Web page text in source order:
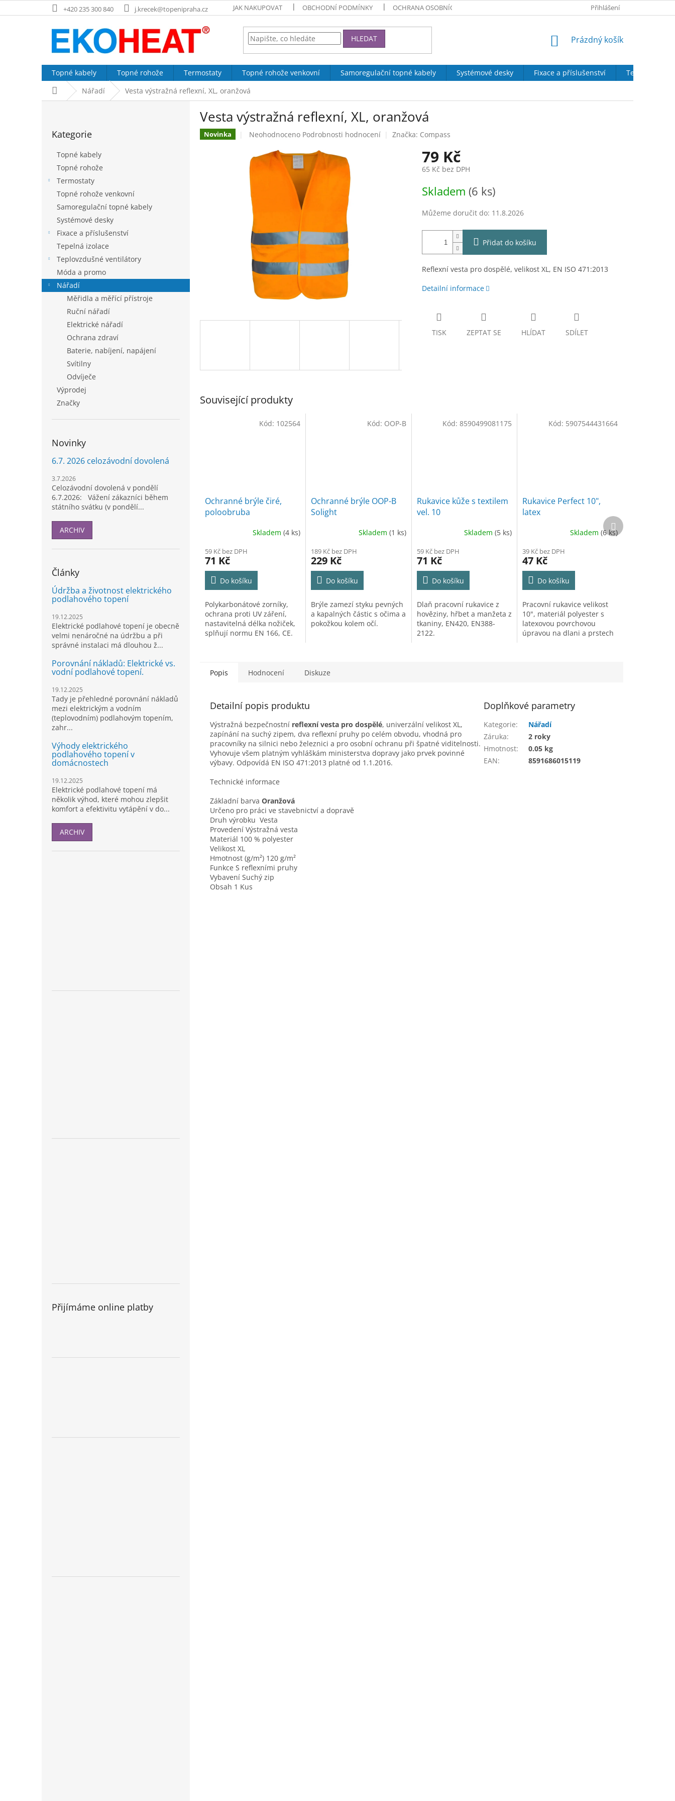
na
+420 235 300 840 j.krecek@topenipraha.cz JAK NAKUPOVAT OBCHODNÍ PODMÍNKY OCHRANA OSOBNÍCH ÚDAJŮ DOPRAVA A PLATBA
Přihlášení
HLEDAT
NÁKUPNÍ
Prázdný košík
Topné kabely Topné rohože Termostaty Topné rohože venkovní Samoregulační topné kabely Systémové desky Fixace a příslušenství
Tepelná
Domů Nářadí Vesta výstražná reflexní, XL, oranžová
kategorie
Kategorie
Topné kabely
Topné rohože
Termostaty
Topné rohože venkovní
Samoregulační topné kabely
Systémové desky
Fixace a příslušenství
Tepelná izolace
Teplovzdušné ventilátory
Móda a promo
Nářadí
Měřidla a měřící přístroje
Ruční nářadí
Elektrické nářadí
Ochrana zdraví
Baterie, nabíjení, napájení
Svítilny
Odvíječe
Výprodej
Značky
Novinky
6.7. 2026 celozávodní dovolená
3.7.2026
Celozávodní dovolená v pondělí
6.7.2026: Vážení zákazníci během
státního svátku (v pondělí...
ARCHIV
Články
Údržba a životnost elektrického
podlahového topení
19.12.2025
Elektrické podlahové topení je obecně
velmi nenáročné na údržbu a při
správné instalaci má dlouhou ž...
Porovnání nákladů: Elektrické vs.
vodní podlahové topení.
19.12.2025
Tady je přehledné porovnání nákladů
mezi elektrickým a vodním
(teplovodním) podlahovým topením,
zahr...
Výhody elektrického
podlahového topení v
domácnostech
19.12.2025
Elektrické podlahové topení má
několik výhod, které mohou zlepšit
komfort a efektivitu vytápění v do...
ARCHIV
Přijímáme online platby
Vesta výstražná reflexní, XL, oranžová
Novinka
Průměrné
produktu
je
0,0
z
5
hvězdiček.
Neohodnoceno Podrobnosti hodnocení Značka: Compass
79 Kč
65 Kč bez DPH
cena:
Skladem (6 ks)
Můžeme doručit do: 11.8.2026
Přidat do košíku
Reflexní vesta pro dospělé, velikost XL, EN ISO 471:2013
Detailní informace
TISK ZEPTAT SE HLÍDAT SDÍLET
Související produkty
Ochranné brýle čiré,
poloobruba
Skladem (4 ks)
59 Kč bez DPH
71 Kč
Do košíku
Polykarbonátové zorníky,
ochrana proti UV záření,
nastavitelná délka nožiček,
splňují normu EN 166, CE.
Kód: 102564
Ochranné brýle OOP-B
Solight
Skladem (1 ks)
189 Kč bez DPH
229 Kč
Do košíku
Brýle zamezí styku pevných
a kapalných částic s očima a
pokožkou kolem očí.
Kód: OOP-B
Rukavice kůže s textilem
vel. 10
Skladem(5 ks)
59 Kč bez DPH
71 Kč
Do košíku
Dlaň pracovní rukavice z
hověziny, hřbet a manžeta z
tkaniny, EN420, EN388-
2122.
Kód:8590499081175
Rukavice Perfect 10",
latex
Skladem (6 ks)
39 Kč bez DPH
47 Kč
Do košíku
Pracovní rukavice velikost
10", materiál polyester s
latexovou povrchovou
úpravou na dlani a prstech
Kód: 5907544431664
Další
produkt
Popis Hodnocení Diskuze
Detailní popis produktu
Výstražná bezpečnostní reflexní vesta pro dospělé, univerzální velikost XL,
zapínání na suchý zipem, dva reflexní pruhy po celém obvodu, vhodná pro
pracovníky na silnici nebo železnici a pro osobní ochranu při špatné viditelnosti.
Vyhovuje všem platným vyhláškám ministerstva dopravy jako prvek povinné
výbavy. Odpovídá EN ISO 471:2013 platné od 1.1.2016.
Technické informace
Základní barva Oranžová
Určeno pro práci ve stavebnictví a dopravě
Druh výrobku Vesta
Provedení Výstražná vesta
Materiál 100 % polyester
Velikost XL
Hmotnost (g/m²) 120 g/m²
Funkce S reflexními pruhy
Vybavení Suchý zip
Obsah 1 Kus
Doplňkové parametry
Kategorie:
Nářadí
Záruka:
2 roky
Hmotnost:
0.05 kg
EAN: 8591686015119